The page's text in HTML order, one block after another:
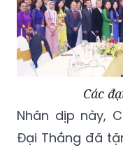
Các
Nhân dịp này,
Đại Thắng đã